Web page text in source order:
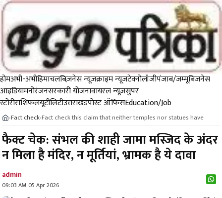
होमअभी-अभीहिमाचलबिज़नेस न्यूज़क्राइम न्यूजटेक्नोलॉजीपंजाब/जम्मूबिजनेस
आइडियामनोरंजनसरकारी योजनावायरल न्यूज़सुपर
स्टोरीराशिफलयूटीलिटीउत्तराखंडपोस्ट ऑफिसEducation/Job
›Fact check›Fact check this claim that neither temples nor statues have
फैक्ट चेक: संभल की शाही जामा मस्जिद के अंदर
न मिला है मंदिर, न मूर्तियां, भ्रामक है ये दावा
admin
09:03 AM 05 Apr 2026